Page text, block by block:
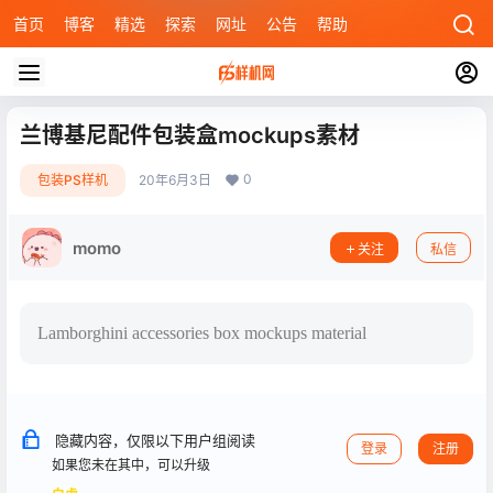
首页 博客 精选 探索 网址 公告 帮助
兰博基尼配件包装盒mockups素材
包装PS样机 20年6月3日 0
momo 关注 私信
Lamborghini accessories box mockups material
隐藏内容，仅限以下用户组阅读
如果您未在其中，可以升级
登录 注册